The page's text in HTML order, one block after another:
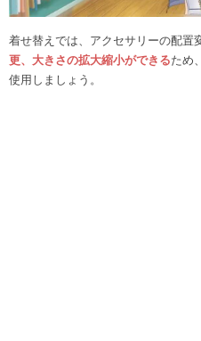
着せ替えでは、アクセサリーの配置
更、大きさの拡大縮小ができるため
使用しましょう。